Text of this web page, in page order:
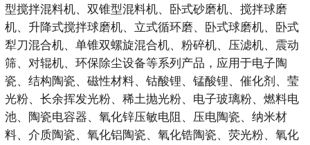
型搅拌混料机、双锥型混料机、卧式砂磨机、搅拌球磨
机、升降式搅拌球磨机、立式循环磨、卧式球磨机、卧式
犁刀混合机、单锥双螺旋混合机、粉碎机、压滤机、震动
筛、对辊机、环保除尘设备等系列产品，应用于电子陶
瓷、结构陶瓷、磁性材料、钴酸锂、锰酸锂、催化剂、莹
光粉、长余挥发光粉、稀土抛光粉、电子玻璃粉、燃料电
池、陶瓷电容器、氧化锌压敏电阻、压电陶瓷、纳米材
料、介质陶瓷、氧化铝陶瓷、氧化锆陶瓷、荧光粉、氧化